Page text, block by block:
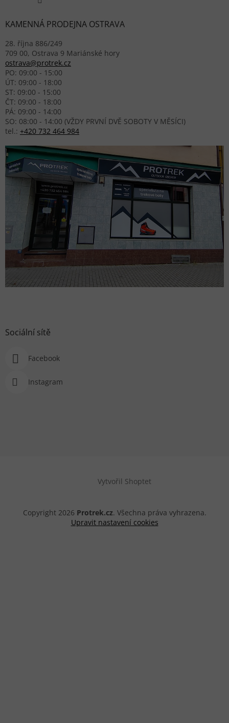
KAMENNÁ PRODEJNA OSTRAVA
28. října 886/249
709 00, Ostrava 9 Mariánské hory
ostrava@protrek.cz
PO: 09:00 - 15:00
ÚT: 09:00 - 18:00
ST: 09:00 - 15:00
ČT: 09:00 - 18:00
PÁ: 09:00 - 14:00
SO: 08:00 - 14:00 (VŽDY PRVNÍ DVĚ SOBOTY V MĚSÍCI)
tel.: +420 732 464 984
Sociální sítě
Facebook
Instagram
Vytvořil Shoptet
Copyright 2026 Protrek.cz. Všechna práva vyhrazena.
Upravit nastavení cookies